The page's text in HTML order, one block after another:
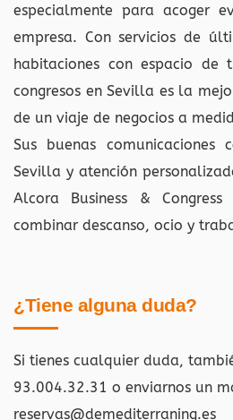
especialmente para acoger
empresa. Con servicios de
habitaciones con espacio de
congresos en Sevilla es la
de un viaje de negocios a
Sus buenas
Sevilla y atención
Alcora Business &
combinar descanso, ocio y
¿Tiene alguna duda?
Si tienes cualquier duda,
93.004.32.31 o enviarnos un
reservas@demediterraning.es